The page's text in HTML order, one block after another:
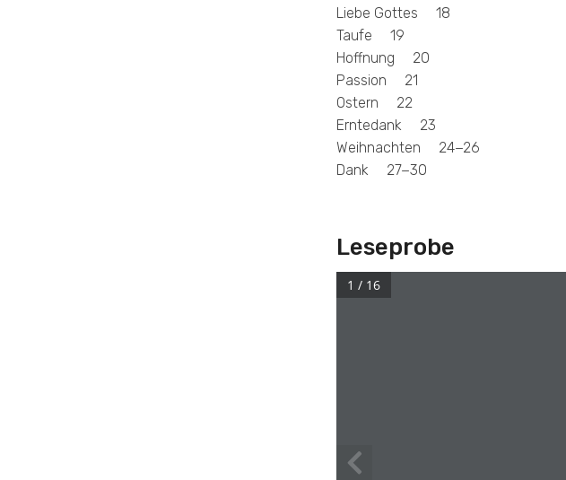
Liebe Gottes 18
Taufe 19
Hoffnung 20
Passion 21
Ostern 22
Erntedank 23
Weihnachten 24−26
Dank 27−30
Leseprobe
1 / 16